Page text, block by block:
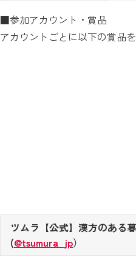
■参加アカウント・賞品
アカウントごとに以下の賞品
ツムラ【公式】漢方のある
(@tsumura_jp）